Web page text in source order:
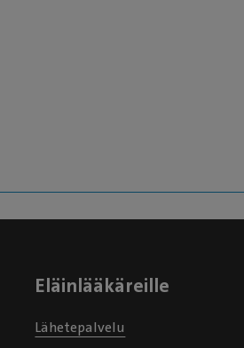
Eläinlääkäreille
Lähetepalvelu